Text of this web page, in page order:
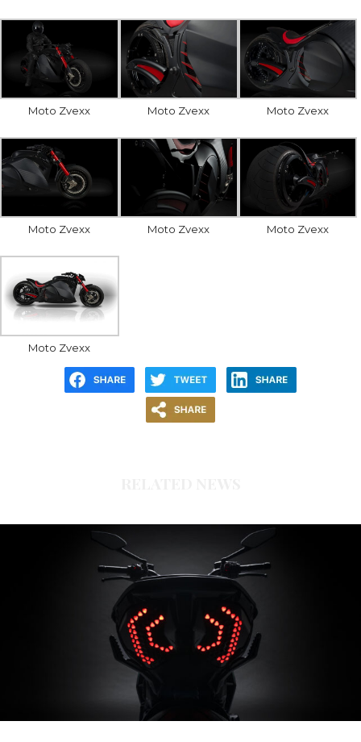
Moto Zvexx Moto Zvexx Moto Zvexx
Moto Zvexx Moto Zvexx Moto Zvexx
Moto Zvexx